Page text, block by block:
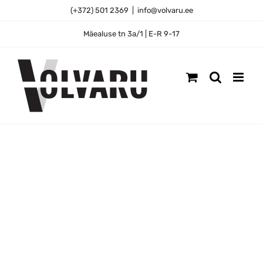
(+372) 501 2369 info@volvaru.ee
Mäealuse tn 3a/1 | E-R 9-17